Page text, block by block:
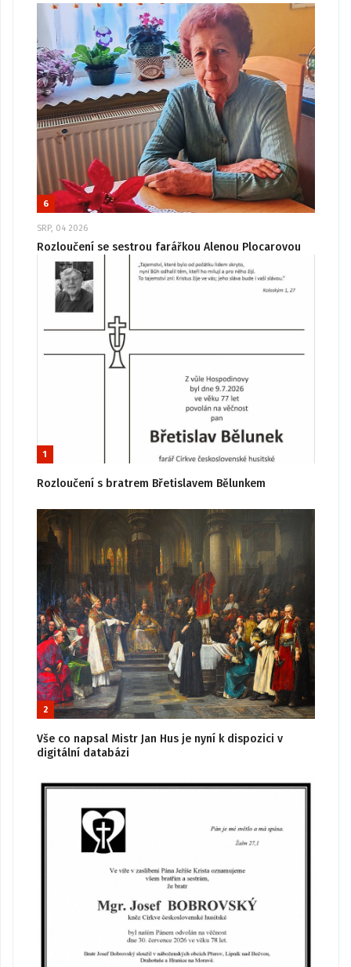
6
SRP, 04 2026
Rozloučení se sestrou farářkou Alenou Plocarovou
1
Rozloučení s bratrem Břetislavem Bělunkem
2
Vše co napsal Mistr Jan Hus je nyní k dispozici v
digitální databázi